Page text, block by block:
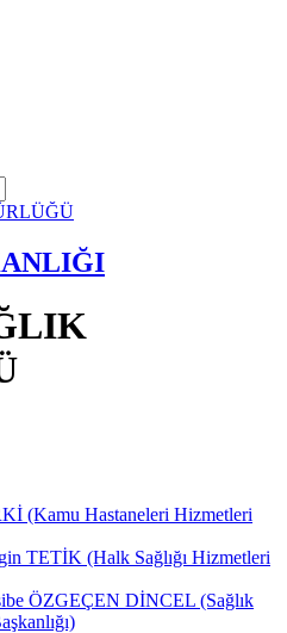
(Kamu Hastaneleri Hizmetleri
TETİK (Halk Sağlığı Hizmetleri
ÖZGEÇEN DİNCEL (Sağlık